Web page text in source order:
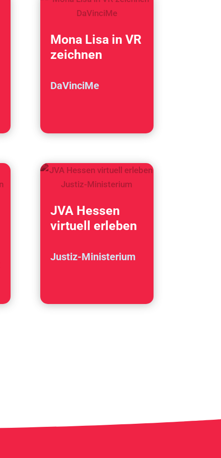
Mona Lisa in VR
zeichnen
DaVinciMe
JVA Hessen
virtuell erleben
Justiz-Ministerium